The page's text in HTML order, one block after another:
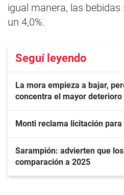
igual manera, las
un 4,0%.
Seguí leyendo
La mora empieza a bajar,
concentra el mayor deterioro
Monti reclama licitación
Sarampión: advierten que
comparación a 2025